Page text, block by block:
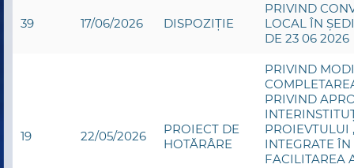
39 17/06/2026 DISPOZIȚIE
PRIVIND
LOCAL ÎN
DE 23 06 2026
19 22/05/2026
PROIECT DE
HOTĂRÂRE
PRIVIND
PRIVIND
PROIEVTULUI
INTEGRATE
FACILITAREA